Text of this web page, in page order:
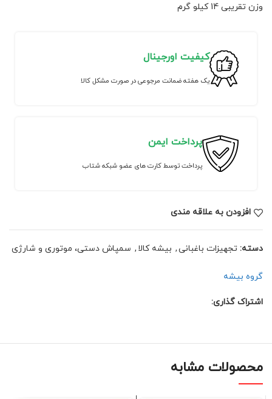
وزن تقریبی 14 کیلو گرم
کیفیت اورجینال
یک هفته ضمانت مرجوعی در صورت مشکل کالا
پرداخت ایمن
پرداخت توسط کارت های عضو شبکه شتاب
افزودن به علاقه مندی
دسته: تجهیزات باغبانی, بیشه کالا , سمپاش دستی، موتوری و شارژی
گروه بیشه
اشتراک گذاری:
محصولات مشابه